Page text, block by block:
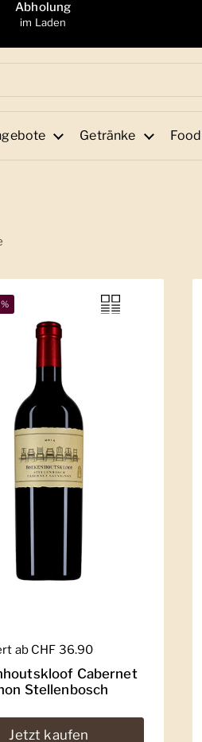
Abholung
im Laden
Getränke Food
Preis
ab CHF 36.90
Cabernet
Stellenbosch
Jetzt kaufen